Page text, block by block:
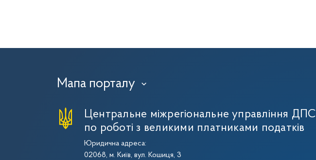
Мапа порталу ›
Центральне міжрегіональне управління ДПС
по роботі з великими платниками податків
Юридична адреса:
02068, м. Київ, вул. Кошиця, 3